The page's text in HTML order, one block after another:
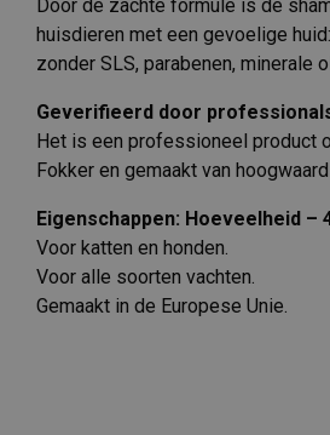
Door de zachte formule is de
huisdieren met een gevoelige
zonder SLS, parabenen, minerale
Geverifieerd door
Het is een professioneel product
Fokker en gemaakt van
Eigenschappen: Hoeveelheid –
Voor katten en honden.
Voor alle soorten vachten.
Gemaakt in de Europese Unie.